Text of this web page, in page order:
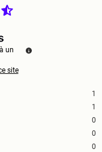
un
site
1
1
0
0
0